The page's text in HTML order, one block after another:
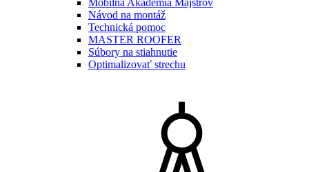
Návod na montáž
Technická pomoc
MASTER ROOFER
Súbory na stiahnutie
Optimalizovať strechu